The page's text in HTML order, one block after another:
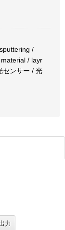
/
/ layr
センサー / 光